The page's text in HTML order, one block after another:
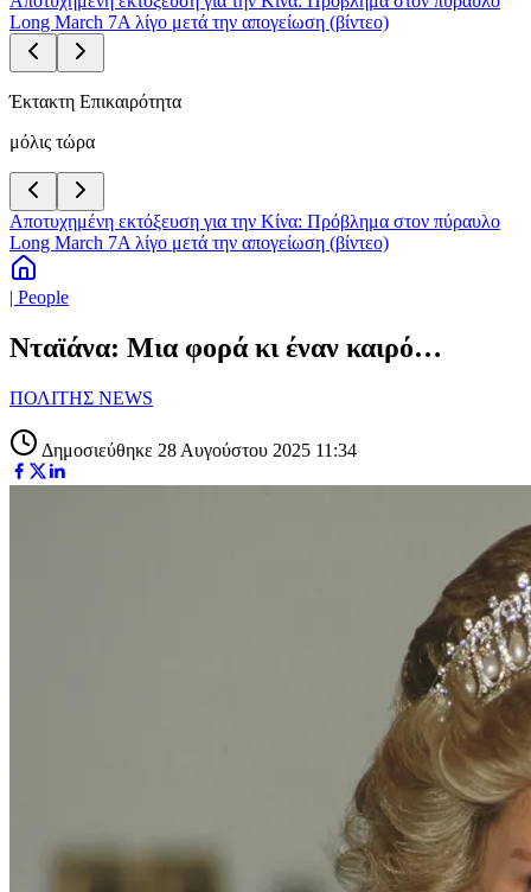
Long March 7A λίγο μετά την απογείωση (βίντεο)
Έκτακτη Επικαιρότητα
μόλις τώρα
Αποτυχημένη εκτόξευση για την Κίνα: Πρόβλημα στον πύραυλο
Long March 7A λίγο μετά την απογείωση (βίντεο)
| People
Νταϊάνα: Μια φορά κι έναν καιρό…
ΠΟΛΙΤΗΣ NEWS
Δημοσιεύθηκε 28 Αυγούστου 2025 11:34